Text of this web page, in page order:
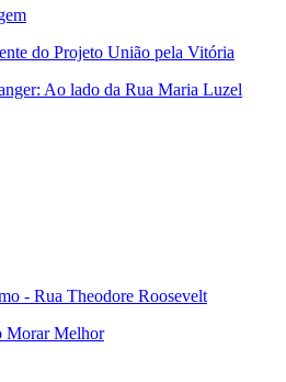
do Projeto União pela Vitória
Ao lado da Rua Maria Luzel
- Rua Theodore Roosevelt
Morar Melhor